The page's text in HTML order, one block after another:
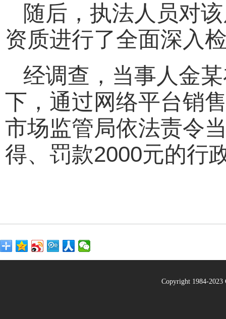
随后，执法人员对
资质进行了全面深入
经调查，当事人金
下，通过网络平台销
市场监管局依法责令
得、罚款2000元的行
Copyright 1984-